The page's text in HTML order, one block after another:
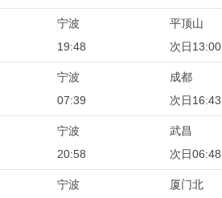
宁波
平顶山
19:48 次日13:00
宁波
成都
07:39 次日16:43
宁波
武昌
20:58 次日06:48
宁波
厦门北